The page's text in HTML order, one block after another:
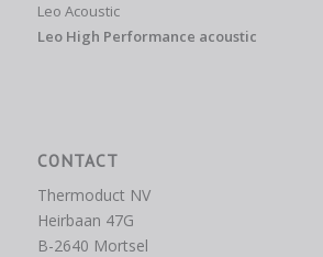
Leo Acoustic
Leo High Performance acoustic
CONTACT
Thermoduct NV
Heirbaan 47G
B-2640 Mortsel